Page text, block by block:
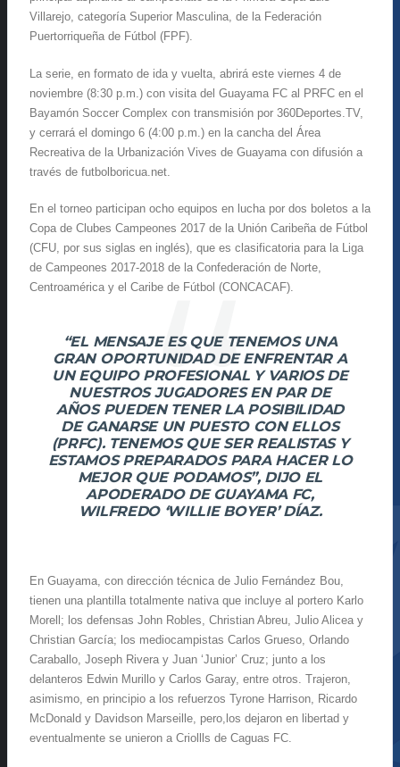
Villarejo, categoría Superior Masculina, de la Federación
Puertorriqueña de Fútbol (FPF).
La serie, en formato de ida y vuelta, abrirá este viernes 4 de
noviembre (8:30 p.m.) con visita del Guayama FC al PRFC en el
Bayamón Soccer Complex con transmisión por 360Deportes.TV,
y cerrará el domingo 6 (4:00 p.m.) en la cancha del Área
Recreativa de la Urbanización Vives de Guayama con difusión a
través de futbolboricua.net.
En el torneo participan ocho equipos en lucha por dos boletos a la
Copa de Clubes Campeones 2017 de la Unión Caribeña de Fútbol
(CFU, por sus siglas en inglés), que es clasificatoria para la Liga
de Campeones 2017-2018 de la Confederación de Norte,
Centroamérica y el Caribe de Fútbol (CONCACAF).
“EL MENSAJE ES QUE TENEMOS UNA
GRAN OPORTUNIDAD DE ENFRENTAR A
UN EQUIPO PROFESIONAL Y VARIOS DE
NUESTROS JUGADORES EN PAR DE
AÑOS PUEDEN TENER LA POSIBILIDAD
DE GANARSE UN PUESTO CON ELLOS
(PRFC). TENEMOS QUE SER REALISTAS Y
ESTAMOS PREPARADOS PARA HACER LO
MEJOR QUE PODAMOS”, DIJO EL
APODERADO DE GUAYAMA FC,
WILFREDO ‘WILLIE BOYER’ DÍAZ.
En Guayama, con dirección técnica de Julio Fernández Bou,
tienen una plantilla totalmente nativa que incluye al portero Karlo
Morell; los defensas John Robles, Christian Abreu, Julio Alicea y
Christian García; los mediocampistas Carlos Grueso, Orlando
Caraballo, Joseph Rivera y Juan ‘Junior’ Cruz; junto a los
delanteros Edwin Murillo y Carlos Garay, entre otros. Trajeron,
asimismo, en principio a los refuerzos Tyrone Harrison, Ricardo
McDonald y Davidson Marseille, pero,los dejaron en libertad y
eventualmente se unieron a Criollls de Caguas FC.